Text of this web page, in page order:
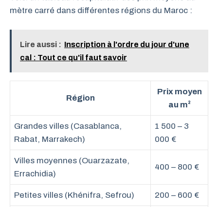
mètre carré dans différentes régions du Maroc :
Lire aussi : Inscription à l'ordre du jour d'une
cal : Tout ce qu'il faut savoir
Région
Prix moyen
au m²
Grandes villes (Casablanca,
Rabat, Marrakech)
1 500 – 3
000 €
Villes moyennes (Ouarzazate,
Errachidia)
400 – 800 €
Petites villes (Khénifra, Sefrou) 200 – 600 €